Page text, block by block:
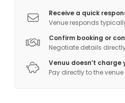
Receive a quick
Venue responds
Confirm booking or
Negotiate details
Venuu doesn’t charge
Pay directly to the